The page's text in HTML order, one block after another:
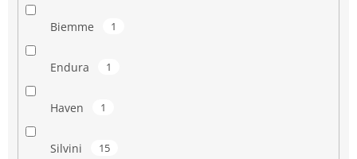
Biemme 1
Endura 1
Haven 1
Silvini 15